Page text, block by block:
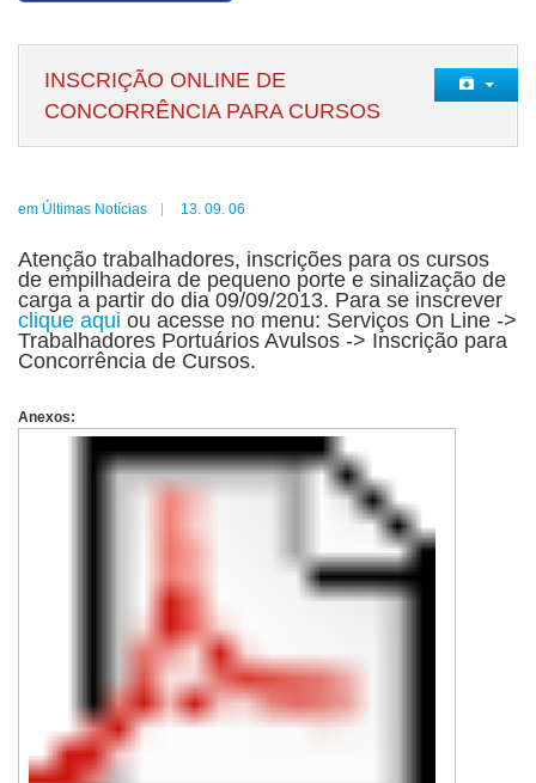
INSCRIÇÃO ONLINE DE
CONCORRÊNCIA PARA CURSOS
em Últimas Notícias 13. 09. 06
Atenção trabalhadores, inscrições para os cursos
de empilhadeira de pequeno porte e sinalização de
carga a partir do dia 09/09/2013. Para se inscrever
clique aqui ou acesse no menu: Serviços On Line ->
Trabalhadores Portuários Avulsos -> Inscrição para
Concorrência de Cursos.
Anexos: